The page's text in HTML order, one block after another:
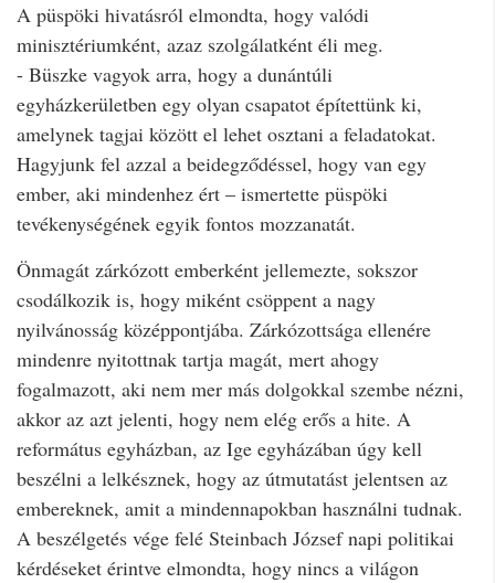
A püspöki hivatásról elmondta, hogy valódi
minisztériumként, azaz szolgálatként éli meg.
- Büszke vagyok arra, hogy a dunántúli
egyházkerületben egy olyan csapatot építettünk ki,
amelynek tagjai között el lehet osztani a feladatokat.
Hagyjunk fel azzal a beidegződéssel, hogy van egy
ember, aki mindenhez ért – ismertette püspöki
tevékenységének egyik fontos mozzanatát.
Önmagát zárkózott emberként jellemezte, sokszor
csodálkozik is, hogy miként csöppent a nagy
nyilvánosság középpontjába. Zárkózottsága ellenére
mindenre nyitottnak tartja magát, mert ahogy
fogalmazott, aki nem mer más dolgokkal szembe nézni,
akkor az azt jelenti, hogy nem elég erős a hite. A
református egyházban, az Ige egyházában úgy kell
beszélni a lelkésznek, hogy az útmutatást jelentsen az
embereknek, amit a mindennapokban használni tudnak.
A beszélgetés vége felé Steinbach József napi politikai
kérdéseket érintve elmondta, hogy nincs a világon